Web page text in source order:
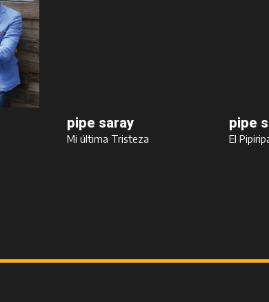
pipe saray
Mi última Tristeza
pipe
El